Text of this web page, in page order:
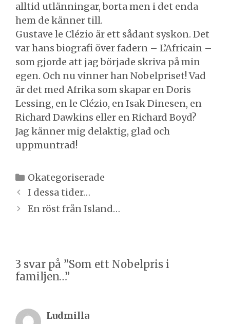
alltid utlänningar, borta men i det enda
hem de känner till.
Gustave le Clézio är ett sådant syskon. Det
var hans biografi över fadern – L’Africain –
som gjorde att jag började skriva på min
egen. Och nu vinner han Nobelpriset! Vad
är det med Afrika som skapar en Doris
Lessing, en le Clézio, en Isak Dinesen, en
Richard Dawkins eller en Richard Boyd?
Jag känner mig delaktig, glad och
uppmuntrad!
Kategorier
Okategoriserade
Inläggsnavigering
I dessa tider…
En röst från Island…
3 svar på ”Som ett Nobelpris i
familjen…”
Ludmilla